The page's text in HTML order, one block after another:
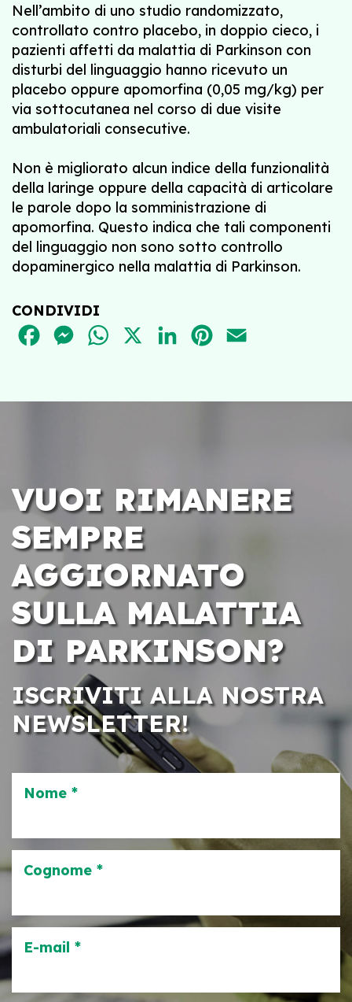
Nell’ambito di uno studio randomizzato,
controllato contro placebo, in doppio cieco, i
pazienti affetti da malattia di Parkinson con
disturbi del linguaggio hanno ricevuto un
placebo oppure apomorfina (0,05 mg/kg) per
via sottocutanea nel corso di due visite
ambulatoriali consecutive.
Non è migliorato alcun indice della funzionalità
della laringe oppure della capacità di articolare
le parole dopo la somministrazione di
apomorfina. Questo indica che tali componenti
del linguaggio non sono sotto controllo
dopaminergico nella malattia di Parkinson.
CONDIVIDI
FACEBOOKMESSENGER
WHATSAPPLINKEDINPINTEREST
VUOI RIMANERE
SEMPRE
AGGIORNATO
SULLA MALATTIA
DI PARKINSON?
ISCRIVITI ALLA NOSTRA
NEWSLETTER!
Nome *
Cognome *
E-mail *